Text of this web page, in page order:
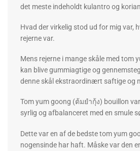
det meste indeholdt kulantro og
Hvad der virkelig stod ud for mig var,
rejerne var.
Mens rejerne i mange skåle med tom
kan blive gummiagtige og
denne skål ekstraordinært saftige og
Tom yum goong (ต้มยำกุ้ง) bouillon
syrlig og afbalanceret med en smule
Dette var en af ​​de bedste tom yum
nogensinde har haft. Måske var den